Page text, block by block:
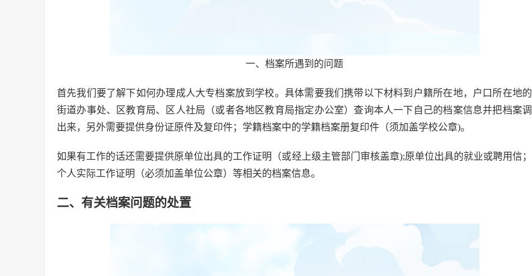
一、档案所遇到的问题
首先我们要了解下如何办理成人大专档案放到学校。具体需要我们携带以下材料到户籍所在地，户口所在地的
街道办事处、区教育局、区人社局（或者各地区教育局指定办公室）查询本人一下自己的档案信息并把档案调
出来，另外需要提供身份证原件及复印件；学籍档案中的学籍档案册复印件（须加盖学校公章)。
如果有工作的话还需要提供原单位出具的工作证明（或经上级主管部门审核盖章);原单位出具的就业或聘用信；
个人实际工作证明（必须加盖单位公章）等相关的档案信息。
二、有关档案问题的处置